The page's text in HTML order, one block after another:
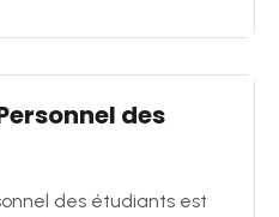
des
des étudiants est